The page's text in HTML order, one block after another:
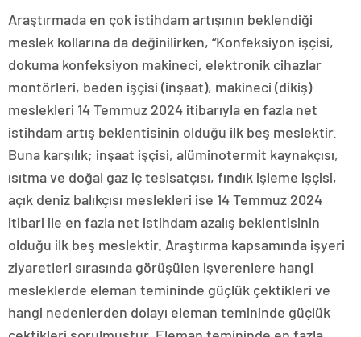
Araştırmada en çok istihdam artışının beklendiği
meslek kollarına da değinilirken, “Konfeksiyon işçisi,
dokuma konfeksiyon makineci, elektronik cihazlar
montörleri, beden işçisi (inşaat), makineci (dikiş)
meslekleri 14 Temmuz 2024 itibarıyla en fazla net
istihdam artış beklentisinin olduğu ilk beş meslektir.
Buna karşılık; inşaat işçisi, alüminotermit kaynakçısı,
ısıtma ve doğal gaz iç tesisatçısı, fındık işleme işçisi,
açık deniz balıkçısı meslekleri ise 14 Temmuz 2024
itibari ile en fazla net istihdam azalış beklentisinin
olduğu ilk beş meslektir. Araştırma kapsamında işyeri
ziyaretleri sırasında görüşülen işverenlere hangi
mesleklerde eleman temininde güçlük çektikleri ve
hangi nedenlerden dolayı eleman temininde güçlük